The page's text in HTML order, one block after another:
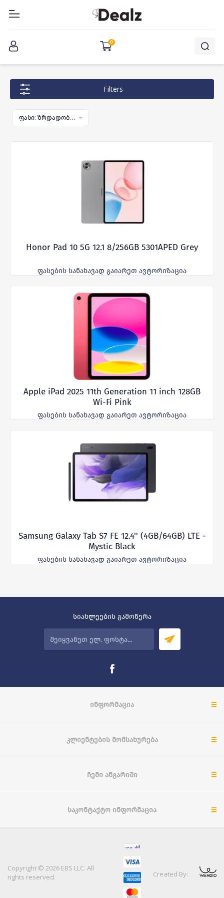
0
Filters
ფასი: ზრდადობით
Honor Pad 10 5G 12.1 8/256GB 5301APED Grey
ფასების სანახავად გაიარეთ ავტორიზაცია
Apple iPad 2025 11th Generation 11 inch 128GB
Wi-Fi Pink
ფასების სანახავად გაიარეთ ავტორიზაცია
Samsung Galaxy Tab S7 FE 12.4'' (4GB/64GB) LTE -
Mystic Black
ფასების სანახავად გაიარეთ ავტორიზაცია
სიახლეების გამოწერა
ᲘᲜᲤᲝᲠᲛᲐᲪᲘᲐ
ᲙᲚᲘᲔᲜᲢᲔᲑᲘᲡ ᲛᲝᲛᲡᲐᲮᲣᲠᲔᲑᲐ
ᲩᲔᲛᲘ ᲐᲜᲒᲐᲠᲘᲨᲘ
ᲡᲐᲙᲝᲜᲢᲐᲥᲢᲝ ᲘᲜᲤᲝᲠᲛᲐᲪᲘᲐ
Copyright © 2026 EBS LLC. All
rights reserved.
Created By: